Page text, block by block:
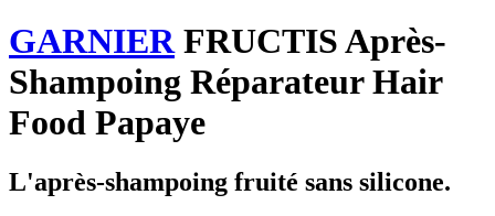
GARNIERFRUCTIS Après-
Shampoing Réparateur Hair
Food Papaye
L'après-shampoing fruité sans silicone.